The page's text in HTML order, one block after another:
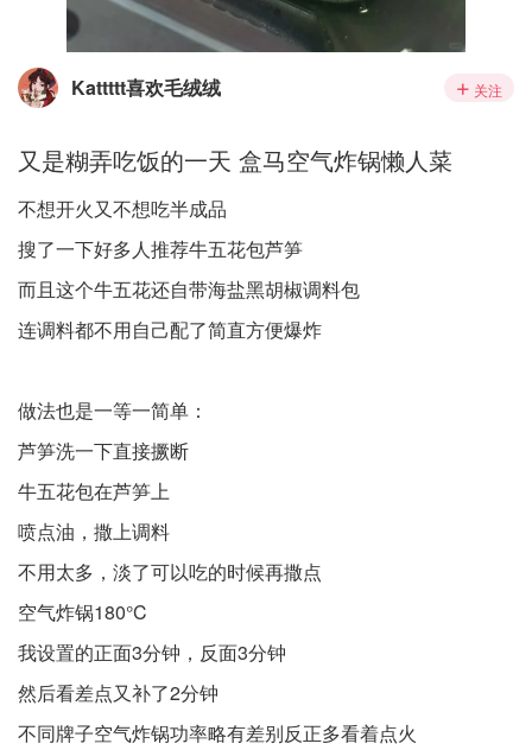
Kattttt喜欢毛绒绒 关注
又是糊弄吃饭的一天 盒马空气炸锅懒人菜
不想开火又不想吃半成品
搜了一下好多人推荐牛五花包芦笋
而且这个牛五花还自带海盐黑胡椒调料包
连调料都不用自己配了简直方便爆炸
做法也是一等一简单：
芦笋洗一下直接撅断
牛五花包在芦笋上
喷点油，撒上调料
不用太多，淡了可以吃的时候再撒点
空气炸锅180°C
我设置的正面3分钟，反面3分钟
然后看差点又补了2分钟
不同牌子空气炸锅功率略有差别反正多看着点火